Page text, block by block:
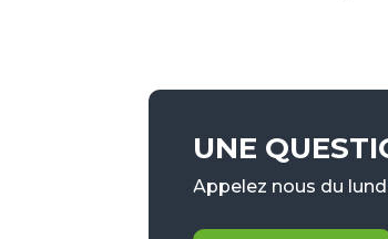
UNE
Appelez nous du